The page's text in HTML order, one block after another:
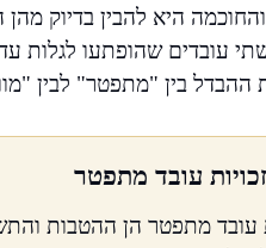
והחוכמה היא להבין בדיוק
עובדים שהופתעו לגלות
ההבדל בין "מתפטר" לבין
עובד מתפטר
עובד מתפטר הן ההטבות